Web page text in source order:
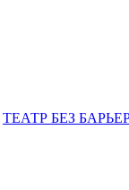
ТЕАТР БЕЗ